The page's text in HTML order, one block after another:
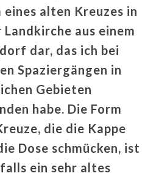
eines alten Kreuzes in
Landkirche aus einem
dar, das ich bei
Spaziergängen in
Gebieten
habe. Die Form
die die Kappe
Dose schmücken, ist
ein sehr altes